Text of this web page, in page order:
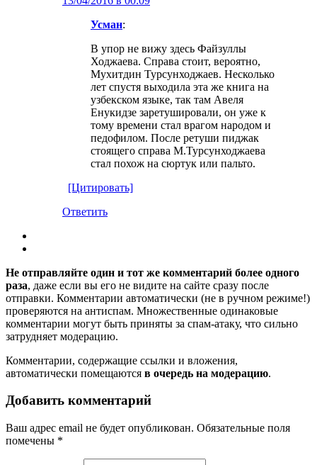
Усман:
В упор не вижу здесь Файзуллы
Ходжаева. Справа стоит, вероятно,
Мухитдин Турсунходжаев. Несколько
лет спустя выходила эта же книга на
узбекском языке, так там Авеля
Енукидзе заретушировали, он уже к
тому времени стал врагом народом и
педофилом. После ретуши пиджак
стоящего справа М.Турсунходжаева
стал похож на сюртук или пальто.
[Цитировать]
Ответить
Не отправляйте один и тот же комментарий более одного
раза, даже если вы его не видите на сайте сразу после
отправки. Комментарии автоматически (не в ручном режиме!)
проверяются на антиспам. Множественные одинаковые
комментарии могут быть приняты за спам-атаку, что сильно
затрудняет модерацию.
Комментарии, содержащие ссылки и вложения,
автоматически помещаются в очередь на модерацию.
Добавить комментарий
Ваш адрес email не будет опубликован. Обязательные поля
помечены *